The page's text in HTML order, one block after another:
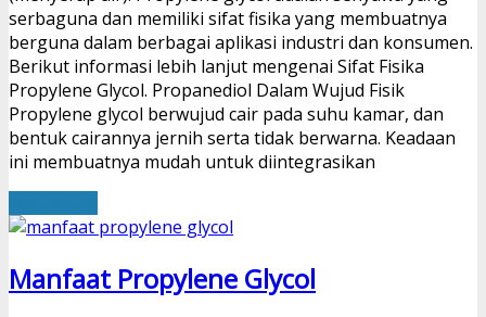
serbaguna dan memiliki sifat fisika yang membuatnya
berguna dalam berbagai aplikasi industri dan konsumen.
Berikut informasi lebih lanjut mengenai Sifat Fisika
Propylene Glycol. Propanediol Dalam Wujud Fisik
Propylene glycol berwujud cair pada suhu kamar, dan
bentuk cairannya jernih serta tidak berwarna. Keadaan
ini membuatnya mudah untuk diintegrasikan
Manfaat Propylene Glycol